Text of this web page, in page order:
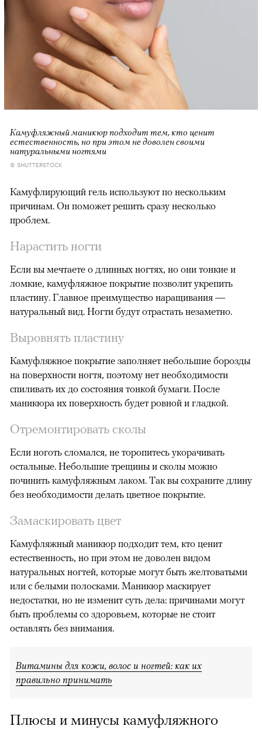
Камуфляжный маникюр подходит тем, кто ценит
естественность, но при этом не доволен своими
натуральными ногтями
© SHUTTERSTOCK
Камуфлирующий гель используют по нескольким
причинам. Он поможет решить сразу несколько
проблем.
Нарастить ногти
Если вы мечтаете о длинных ногтях, но они тонкие и
ломкие, камуфляжное покрытие позволит укрепить
пластину. Главное преимущество наращивания —
натуральный вид. Ногти будут отрастать незаметно.
Выровнять пластину
Камуфляжное покрытие заполняет небольшие борозды
на поверхности ногтя, поэтому нет необходимости
спиливать их до состояния тонкой бумаги. После
маникюра их поверхность будет ровной и гладкой.
Отремонтировать сколы
Если ноготь сломался, не торопитесь укорачивать
остальные. Небольшие трещины и сколы можно
починить камуфляжным лаком. Так вы сохраните длину
без необходимости делать цветное покрытие.
Замаскировать цвет
Камуфляжный маникюр подходит тем, кто ценит
естественность, но при этом не доволен видом
натуральных ногтей, которые могут быть желтоватыми
или с белыми полосками. Маникюр маскирует
недостатки, но не изменит суть дела: причинами могут
быть проблемы со здоровьем, которые не стоит
оставлять без внимания.
Витамины для кожи, волос и ногтей: как их
правильно принимать
Плюсы и минусы камуфляжного